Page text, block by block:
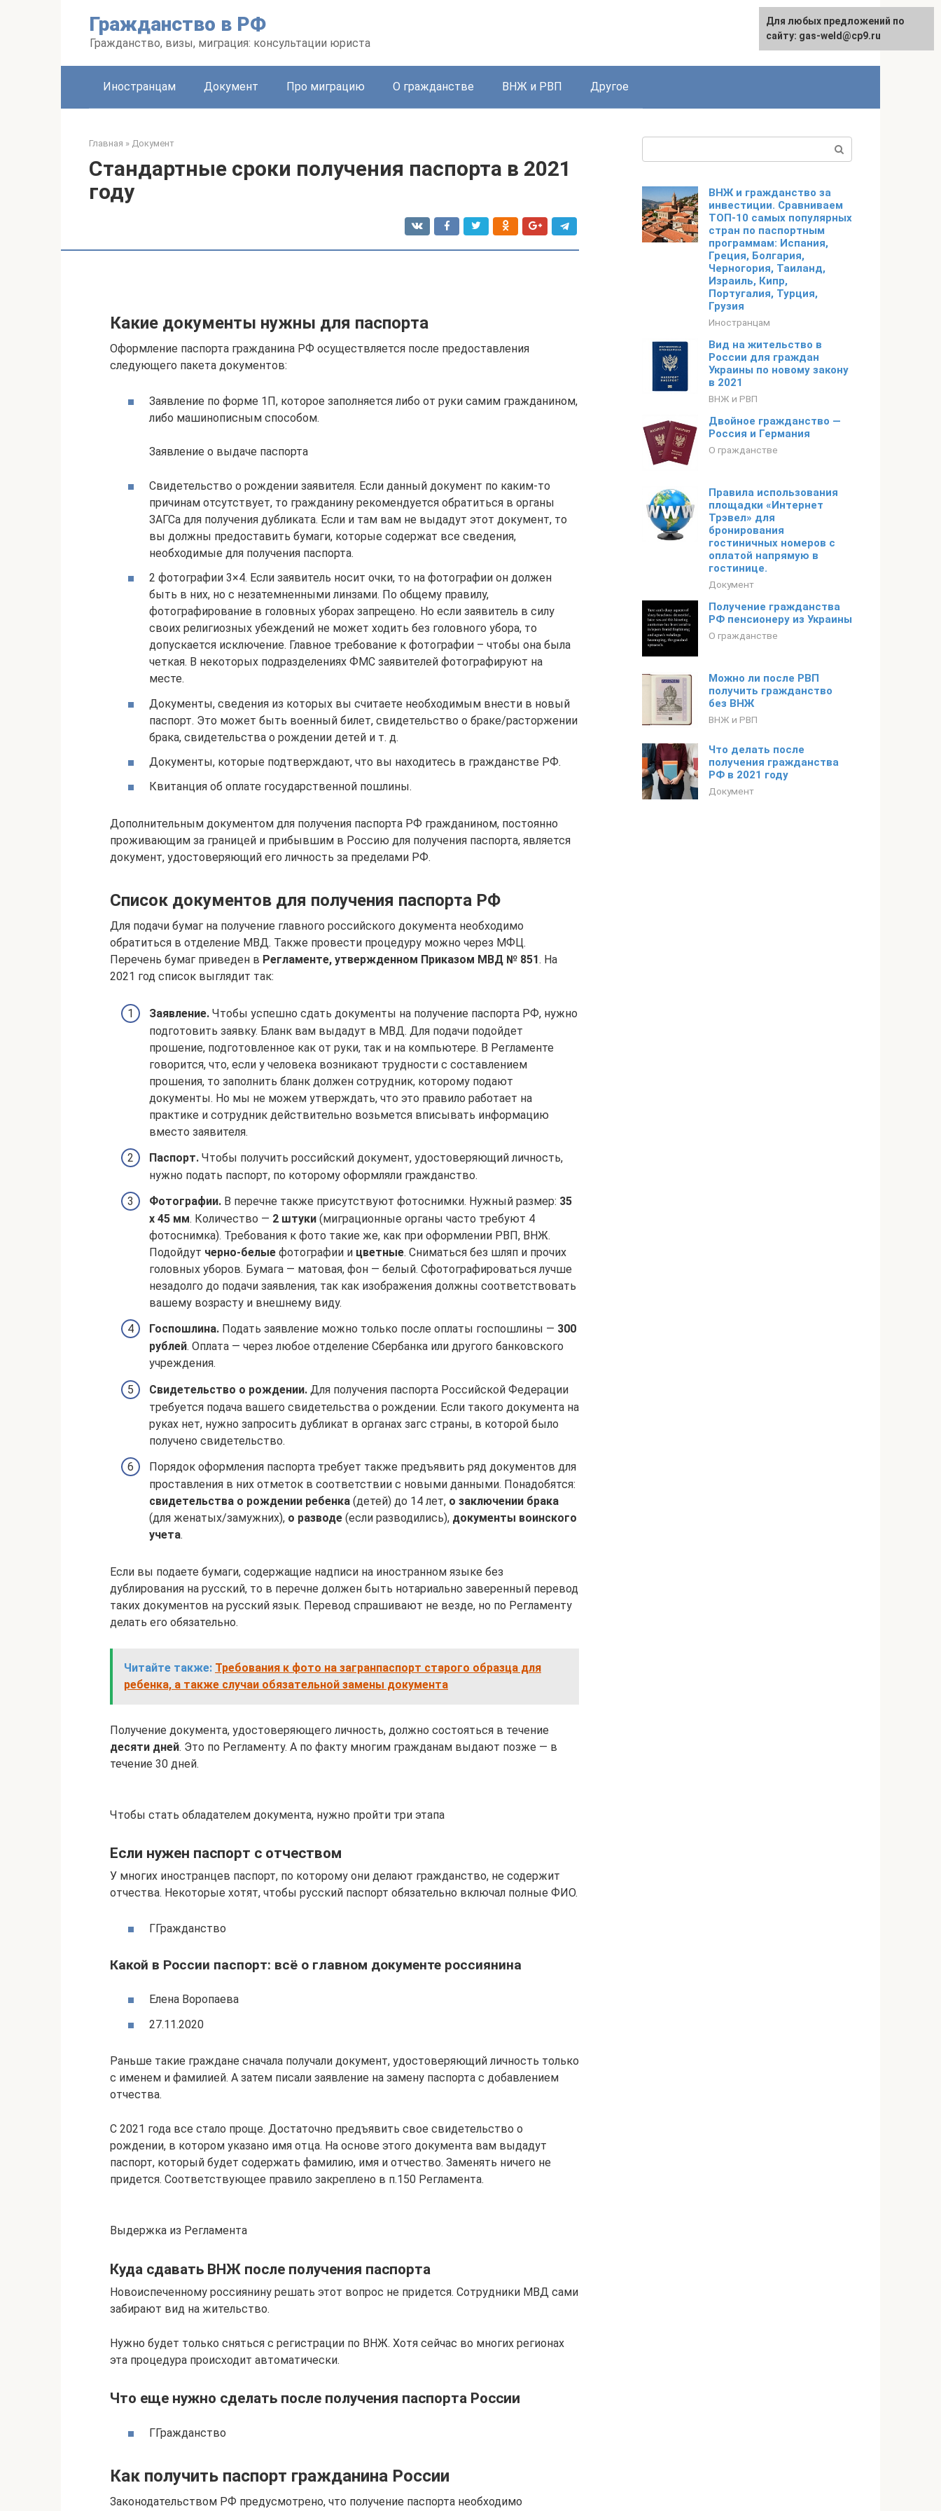
Гражданство в РФ
Гражданство, визы, миграция: консультации юриста
Иностранцам Документ Про миграцию О гражданстве ВНЖ и РВП Другое
Главная » Документ
Стандартные сроки получения паспорта в 2021
году
Какие документы нужны для паспорта
Оформление паспорта гражданина РФ осуществляется после предоставления
следующего пакета документов:
Заявление по форме 1П, которое заполняется либо от руки самим гражданином,
либо машинописным способом.
Заявление о выдаче паспорта
Свидетельство о рождении заявителя. Если данный документ по каким-то
причинам отсутствует, то гражданину рекомендуется обратиться в органы
ЗАГСа для получения дубликата. Если и там вам не выдадут этот документ, то
вы должны предоставить бумаги, которые содержат все сведения,
необходимые для получения паспорта.
2 фотографии 3×4. Если заявитель носит очки, то на фотографии он должен
быть в них, но с незатемненными линзами. По общему правилу,
фотографирование в головных уборах запрещено. Но если заявитель в силу
своих религиозных убеждений не может ходить без головного убора, то
допускается исключение. Главное требование к фотографии – чтобы она была
четкая. В некоторых подразделениях ФМС заявителей фотографируют на
месте.
Документы, сведения из которых вы считаете необходимым внести в новый
паспорт. Это может быть военный билет, свидетельство о браке/расторжении
брака, свидетельства о рождении детей и т. д.
Документы, которые подтверждают, что вы находитесь в гражданстве РФ.
Квитанция об оплате государственной пошлины.
Дополнительным документом для получения паспорта РФ гражданином, постоянно
проживающим за границей и прибывшим в Россию для получения паспорта, является
документ, удостоверяющий его личность за пределами РФ.
Список документов для получения паспорта РФ
Для подачи бумаг на получение главного российского документа необходимо
обратиться в отделение МВД. Также провести процедуру можно через МФЦ.
Перечень бумаг приведен в Регламенте, утвержденном Приказом МВД № 851. На
2021 год список выглядит так:
Заявление. Чтобы успешно сдать документы на получение паспорта РФ, нужно
подготовить заявку. Бланк вам выдадут в МВД. Для подачи подойдет
прошение, подготовленное как от руки, так и на компьютере. В Регламенте
говорится, что, если у человека возникают трудности с составлением
прошения, то заполнить бланк должен сотрудник, которому подают
документы. Но мы не можем утверждать, что это правило работает на
практике и сотрудник действительно возьмется вписывать информацию
вместо заявителя.
Паспорт. Чтобы получить российский документ, удостоверяющий личность,
нужно подать паспорт, по которому оформляли гражданство.
Фотографии. В перечне также присутствуют фотоснимки. Нужный размер: 35
х 45 мм. Количество — 2 штуки (миграционные органы часто требуют 4
фотоснимка). Требования к фото такие же, как при оформлении РВП, ВНЖ.
Подойдут черно-белые фотографии и цветные. Сниматься без шляп и прочих
головных уборов. Бумага — матовая, фон — белый. Сфотографироваться лучше
незадолго до подачи заявления, так как изображения должны соответствовать
вашему возрасту и внешнему виду.
Госпошлина. Подать заявление можно только после оплаты госпошлины — 300
рублей. Оплата — через любое отделение Сбербанка или другого банковского
учреждения.
Свидетельство о рождении. Для получения паспорта Российской Федерации
требуется подача вашего свидетельства о рождении. Если такого документа на
руках нет, нужно запросить дубликат в органах загс страны, в которой было
получено свидетельство.
Порядок оформления паспорта требует также предъявить ряд документов для
проставления в них отметок в соответствии с новыми данными. Понадобятся:
свидетельства о рождении ребенка (детей) до 14 лет, о заключении брака
(для женатых/замужних), о разводе (если разводились), документы воинского
учета.
Если вы подаете бумаги, содержащие надписи на иностранном языке без
дублирования на русский, то в перечне должен быть нотариально заверенный перевод
таких документов на русский язык. Перевод спрашивают не везде, но по Регламенту
делать его обязательно.
Читайте также: Требования к фото на загранпаспорт старого образца для
ребенка, а также случаи обязательной замены документа
Получение документа, удостоверяющего личность, должно состояться в течение
десяти дней. Это по Регламенту. А по факту многим гражданам выдают позже — в
течение 30 дней.
Чтобы стать обладателем документа, нужно пройти три этапа
Если нужен паспорт с отчеством
У многих иностранцев паспорт, по которому они делают гражданство, не содержит
отчества. Некоторые хотят, чтобы русский паспорт обязательно включал полные ФИО.
ГГражданство
Какой в России паспорт: всё о главном документе россиянина
Елена Воропаева
27.11.2020
Раньше такие граждане сначала получали документ, удостоверяющий личность только
с именем и фамилией. А затем писали заявление на замену паспорта с добавлением
отчества.
С 2021 года все стало проще. Достаточно предъявить свое свидетельство о
рождении, в котором указано имя отца. На основе этого документа вам выдадут
паспорт, который будет содержать фамилию, имя и отчество. Заменять ничего не
придется. Соответствующее правило закреплено в п.150 Регламента.
Выдержка из Регламента
Куда сдавать ВНЖ после получения паспорта
Новоиспеченному россиянину решать этот вопрос не придется. Сотрудники МВД сами
забирают вид на жительство.
Нужно будет только сняться с регистрации по ВНЖ. Хотя сейчас во многих регионах
эта процедура происходит автоматически.
Что еще нужно сделать после получения паспорта России
ГГражданство
Как получить паспорт гражданина России
Законодательством РФ предусмотрено, что получение паспорта необходимо
ВНЖ и гражданство за
инвестиции. Сравниваем
ТОП-10 самых популярных
стран по паспортным
программам: Испания,
Греция, Болгария,
Черногория, Таиланд,
Израиль, Кипр,
Португалия, Турция,
Грузия
Иностранцам
Вид на жительство в
России для граждан
Украины по новому закону
в 2021
ВНЖ и РВП
Двойное гражданство —
Россия и Германия
О гражданстве
Правила использования
площадки «Интернет
Трэвел» для
бронирования
гостиничных номеров с
оплатой напрямую в
гостинице.
Документ
Получение гражданства
РФ пенсионеру из Украины
О гражданстве
Можно ли после РВП
получить гражданство
без ВНЖ
ВНЖ и РВП
Что делать после
получения гражданства
РФ в 2021 году
Документ
Для любых предложений по
сайту: gas-weld@cp9.ru